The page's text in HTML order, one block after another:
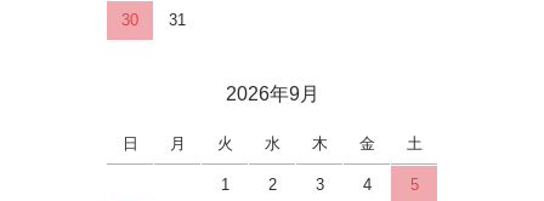
30 31
2026年9月
日 月 火 水 木 金 土
1 2 3 4 5